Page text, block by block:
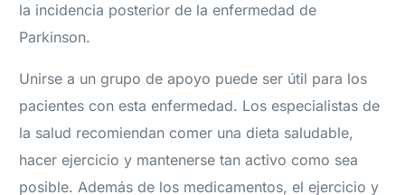
la incidencia posterior de la enfermedad de
Parkinson.
Unirse a un grupo de apoyo puede ser útil para los
pacientes con esta enfermedad. Los especialistas de
la salud recomiendan comer una dieta saludable,
hacer ejercicio y mantenerse tan activo como sea
posible. Además de los medicamentos, el ejercicio y